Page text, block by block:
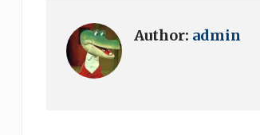
Author: admin